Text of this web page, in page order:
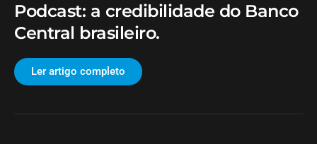
Podcast: a credibilidade do Banco
Central brasileiro.
Ler artigo completo